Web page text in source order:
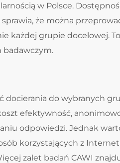
w Polsce.
że można
każdej grupie docelowej.
badawczym.
docierania do wybranych
efektywność,
odpowiedzi. Jednak
korzystających z
zalet badań CAWI